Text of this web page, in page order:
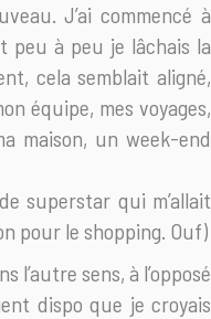
J’ai commencé à
peu à peu je lâchais la
cela semblait aligné,
équipe, mes voyages,
maison, un week-end
superstar qui m’allait
pour le shopping. Ouf)
l’autre sens, à l’opposé
dispo que je croyais